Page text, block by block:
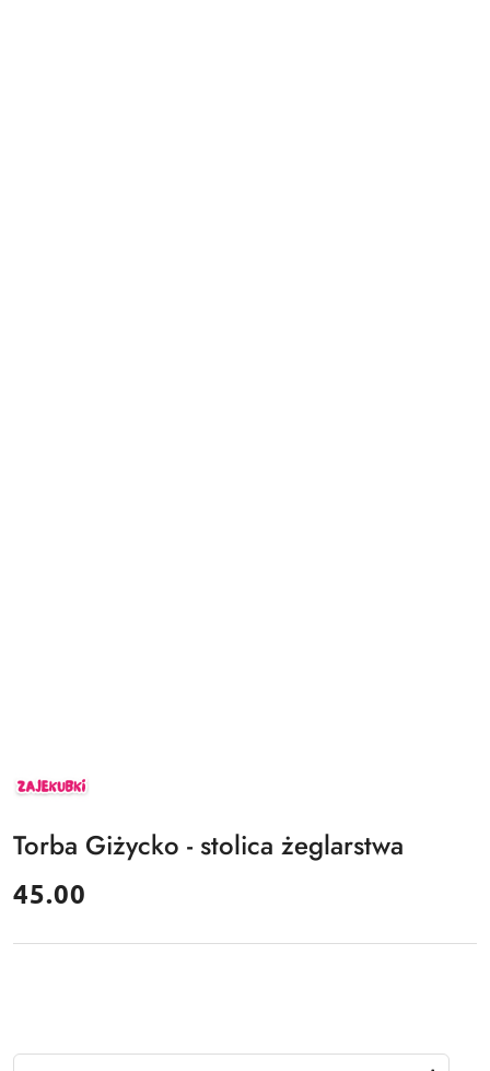
ZAJEKUBKI
Torba Giżycko - stolica żeglarstwa
cena:
45.00